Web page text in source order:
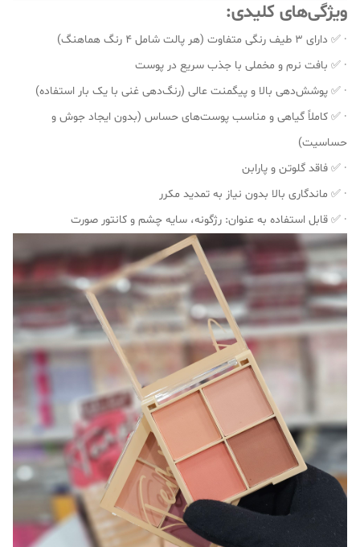
ویژگی‌های کلیدی:
· ✅ دارای ۳ طیف رنگی متفاوت (هر پالت شامل ۴ رنگ هماهنگ)
· ✅ بافت نرم و مخملی با جذب سریع در پوست
· ✅ پوشش‌دهی بالا و پیگمنت عالی (رنگ‌دهی غنی با یک بار استفاده)
· ✅ کاملاً گیاهی و مناسب پوست‌های حساس (بدون ایجاد جوش و
حساسیت)
· ✅ فاقد گلوتن و پارابن
· ✅ ماندگاری بالا بدون نیاز به تمدید مکرر
· ✅ قابل استفاده به عنوان: رژگونه، سایه چشم و کانتور صورت